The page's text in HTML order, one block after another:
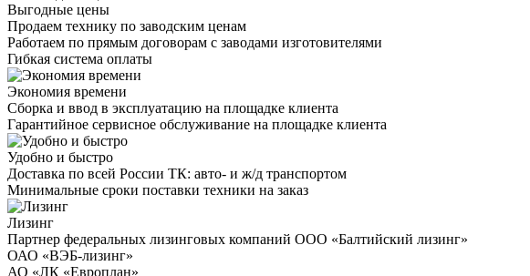
Выгодные цены
Продаем технику по заводским ценам
Работаем по прямым договорам с заводами изготовителями
Гибкая система оплаты
Экономия времени
Сборка и ввод в эксплуатацию на площадке клиента
Гарантийное сервисное обслуживание на площадке клиента
Удобно и быстро
Доставка по всей России ТК: авто- и ж/д транспортом
Минимальные сроки поставки техники на заказ
Лизинг
Партнер федеральных лизинговых компаний ООО «Балтийский лизинг»
ОАО «ВЭБ-лизинг»
АО «ЛК «Европлан»